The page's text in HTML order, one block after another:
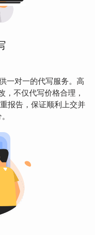
一对一的代写服务。高
，不仅代写价格合理，
报告，保证顺利上交并